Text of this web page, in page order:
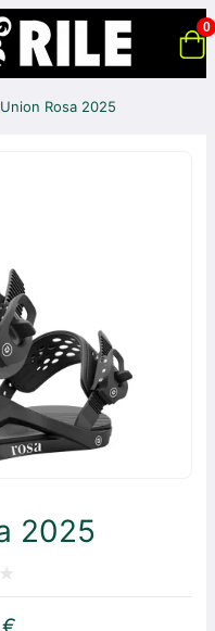
0
Union Rosa 2025
2025